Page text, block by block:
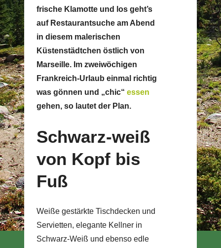
frische Klamotte und los geht’s
auf Restaurantsuche am Abend
in diesem malerischen
Küstenstädtchen östlich von
Marseille. Im zweiwöchigen
Frankreich-Urlaub einmal richtig
was gönnen und „chic“ essen
gehen, so lautet der Plan.
Schwarz-weiß
von Kopf bis
Fuß
Weiße gestärkte Tischdecken und
Servietten, elegante Kellner in
Schwarz-Weiß und ebenso edle